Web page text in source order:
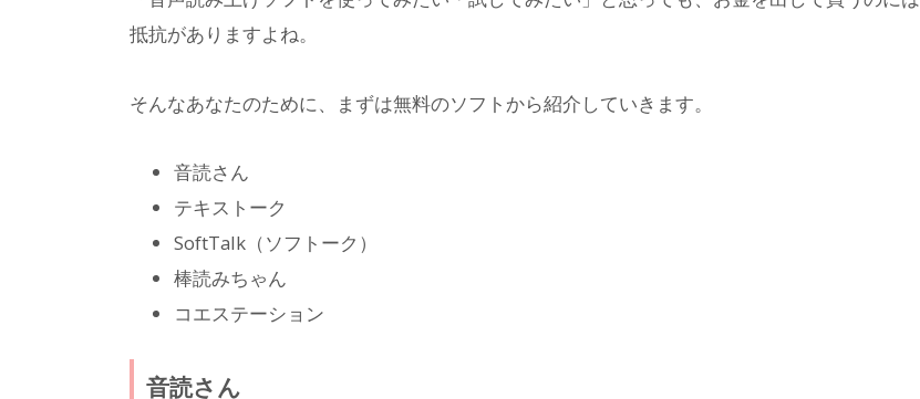
抵抗がありますよね。
そんなあなたのために、まずは無料のソフトから紹介していきます。
音読さん
テキストーク
SoftTalk（ソフトーク）
棒読みちゃん
コエステーション
音読さん